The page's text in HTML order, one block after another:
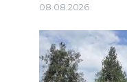
08.08.2026